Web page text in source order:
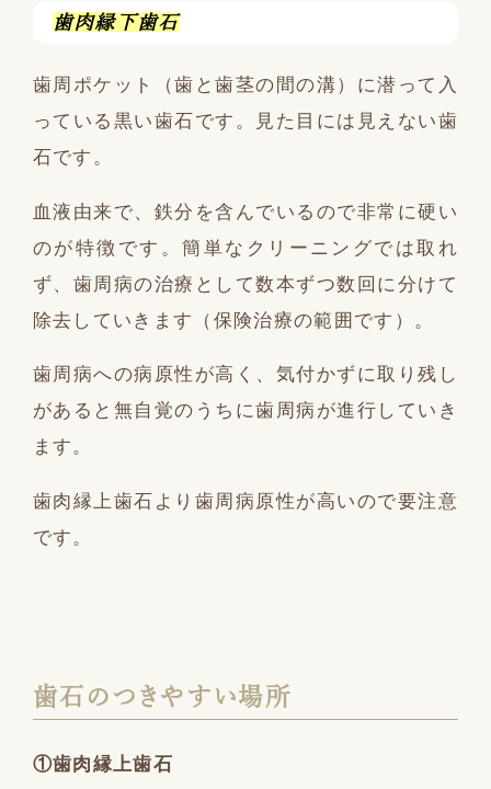
歯肉縁下歯石
歯周ポケット（歯と歯茎の間の溝）に潜って入
っている黒い歯石です。見た目には見えない歯
石です。
血液由来で、鉄分を含んでいるので非常に硬い
のが特徴です。簡単なクリーニングでは取れ
ず、歯周病の治療として数本ずつ数回に分けて
除去していきます（保険治療の範囲です）。
歯周病への病原性が高く、気付かずに取り残し
があると無自覚のうちに歯周病が進行していき
ます。
歯肉縁上歯石より歯周病原性が高いので要注意
です。
歯石のつきやすい場所
①歯肉縁上歯石